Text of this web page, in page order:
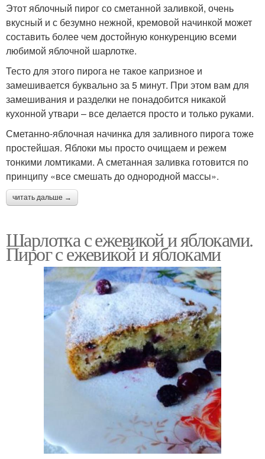
Этот яблочный пирог со сметанной заливкой, очень
вкусный и с безумно нежной, кремовой начинкой может
составить более чем достойную конкуренцию всеми
любимой яблочной шарлотке.
Тесто для этого пирога не такое капризное и
замешивается буквально за 5 минут. При этом вам для
замешивания и разделки не понадобится никакой
кухонной утвари – все делается просто и только руками.
Сметанно-яблочная начинка для заливного пирога тоже
простейшая. Яблоки мы просто очищаем и режем
тонкими ломтиками. А сметанная заливка готовится по
принципу «все смешать до однородной массы».
читать дальше →
Шарлотка с ежевикой и яблоками.
Пирог с ежевикой и яблоками